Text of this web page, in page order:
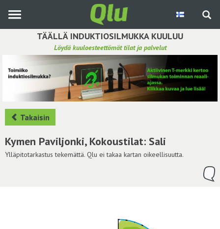
pääsisältöön
TÄÄLLÄ INDUKTIOSILMUKKA KUULUU
Löydä kuuloesteettömät tilat ja palvelut
Etsi induktiosilmukka
Tee ehdotus ja vaikuta kuulemiskokemukseen
Hae ehdotuksia
Käyttöohje
Yhteydenottopyyntö
Takaisin
Kymen Paviljonki, Kokoustilat: Sali
Ylläpitotarkastus tekemättä. Qlu ei takaa kartan oikeellisuutta.